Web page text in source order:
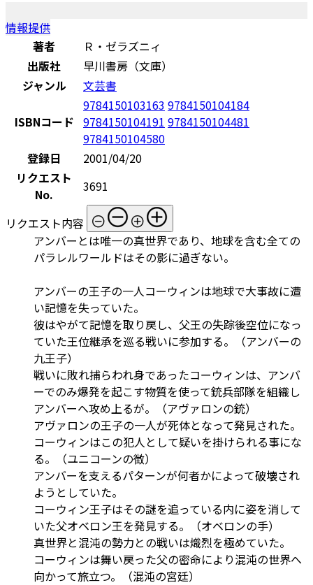
情報提供
著者
Ｒ・ゼラズニィ
出版社
早川書房（文庫）
ジャンル
文芸書
ISBNコード
9784150103163 9784150104184
9784150104191 9784150104481
9784150104580
登録日
2001/04/20
リクエスト
No.
3691
リクエスト内容
アンバーとは唯一の真世界であり、地球を含む全ての
パラレルワールドはその影に過ぎない。
アンバーの王子の一人コーウィンは地球で大事故に遭
い記憶を失っていた。
彼はやがて記憶を取り戻し、父王の失踪後空位になっ
ていた王位継承を巡る戦いに参加する。（アンバーの
九王子）
戦いに敗れ捕らわれ身であったコーウィンは、アンバ
ーでのみ爆発を起こす物質を使って銃兵部隊を組織し
アンバーへ攻め上るが。（アヴァロンの銃）
アヴァロンの王子の一人が死体となって発見された。
コーウィンはこの犯人として疑いを掛けられる事にな
る。（ユニコーンの徴）
アンバーを支えるパターンが何者かによって破壊され
ようとしていた。
コーウィン王子はその謎を追っている内に姿を消して
いた父オベロン王を発見する。（オベロンの手）
真世界と混沌の勢力との戦いは熾烈を極めていた。
コーウィンは舞い戻った父の密命により混沌の世界へ
向かって旅立つ。（混沌の宮廷）